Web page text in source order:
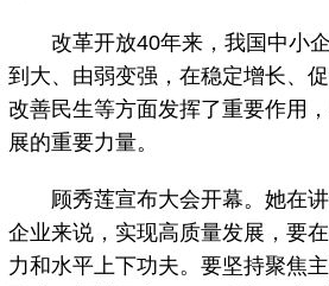
改革开放40年来，我国中小企
到大、由弱变强，在稳定增长、
改善民生等方面发挥了重要作用
展的重要力量。
顾秀莲宣布大会开幕。她在讲
企业来说，实现高质量发展，要
力和水平上下功夫。要坚持聚焦